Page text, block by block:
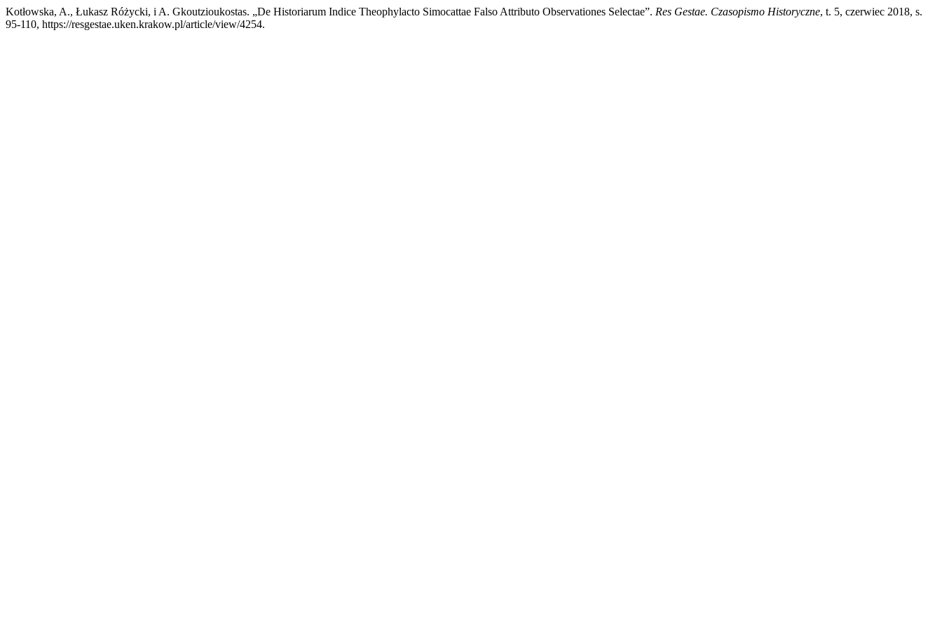
Kotłowska, A., Łukasz Różycki, i A. Gkoutzioukostas. „De Historiarum Indice Theophylacto Simocattae Falso Attributo Observationes Selectae”. Res Gestae. Czasopismo Historyczne, t. 5, czerwiec 2018, s.
95-110, https://resgestae.uken.krakow.pl/article/view/4254.